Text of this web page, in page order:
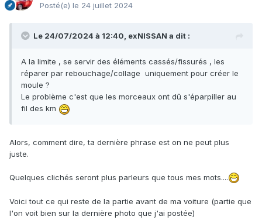
Posté(e) le 24 juillet 2024
Le 24/07/2024 à 12:40, exNISSAN a dit :
A la limite , se servir des éléments cassés/fissurés , les
réparer par rebouchage/collage uniquement pour créer le
moule ?
Le problème c'est que les morceaux ont dû s'éparpiller au
fil des km
Alors, comment dire, ta dernière phrase est on ne peut plus
juste.
Quelques clichés seront plus parleurs que tous mes mots....
Voici tout ce qui reste de la partie avant de ma voiture (partie que
l'on voit bien sur la dernière photo que j'ai postée)